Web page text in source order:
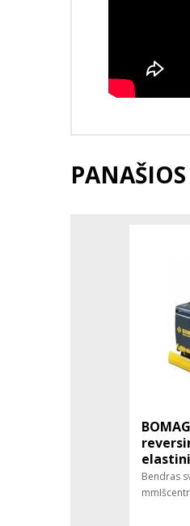
PANAŠIOS
Bendras